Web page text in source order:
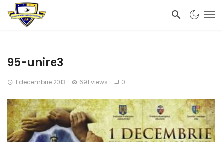
95-unire3
1 decembrie 2013 691 views 0